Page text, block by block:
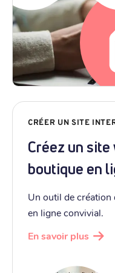
CRÉER UN SITE
Créez un site
boutique en
Un outil de création
en ligne convivial.
En savoir plus